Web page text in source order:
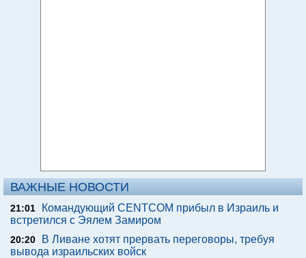
ВАЖНЫЕ НОВОСТИ
21:01
Командующий CENTCOM прибыл в Израиль и
встретился с Эялем Замиром
20:20
В Ливане хотят прервать переговоры, требуя
вывода израильских войск